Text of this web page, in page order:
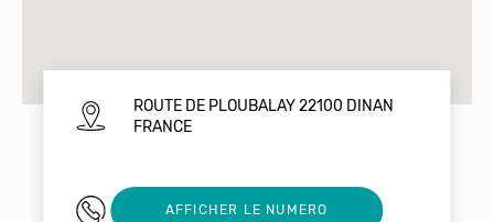
ROUTE DE PLOUBALAY 22100 DINAN
FRANCE
02 96 85 16 10
AFFICHER LE NUMERO